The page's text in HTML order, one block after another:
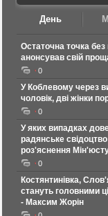
День
Остаточна точка
анонсував свій
0
У Коблевому через
чоловік, дві жінки
0
У яких випадках
радянське
роз'яснення
0
Костянтинівка,
стануть головними
- Максим Жорін